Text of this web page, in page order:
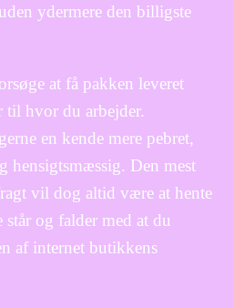
ydermere den billigste
at få pakken leveret
hvor du arbejder.
en kende mere pebret,
hensigtsmæssig. Den mest
vil dog altid være at hente
står og falder med at du
af internet butikkens